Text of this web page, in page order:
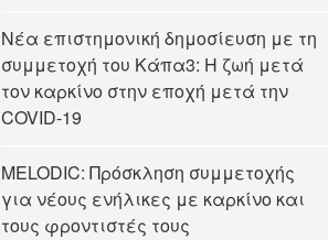
Νέα επιστημονική δημοσίευση με τη
συμμετοχή του Κάπα3: Η ζωή μετά
τον καρκίνο στην εποχή μετά την
COVID-19
MELODIC: Πρόσκληση συμμετοχής
για νέους ενήλικες με καρκίνο και
τους φροντιστές τους